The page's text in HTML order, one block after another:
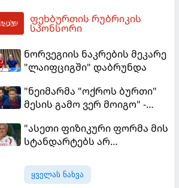
ფეხბურთის რუბრიკის
სპონსორი
ნორვეგიის ნაკრების მეკარე
"ლაიფციგში" დაბრუნდა
"ნეიმარმა "ოქროს ბურთი"
მესის გამო ვერ მოიგო" -
აგენტი
"ასეთი ფიზიკური ფორმა მის
სტანდარტებს არ
"რეალის" ახალწვეული
გააკრიტიკა
ყველას ნახვა